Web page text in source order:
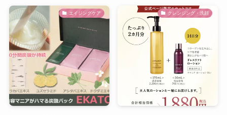
エイジングケア クレンジング・洗顔